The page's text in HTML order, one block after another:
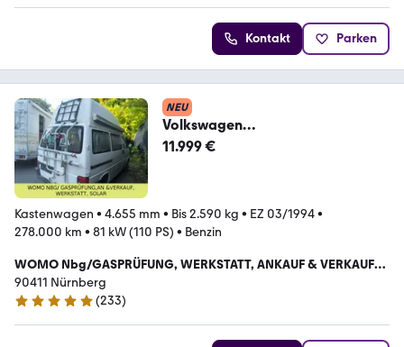
Kontakt Parken
NEU
Volkswagen
T4/Automatik/Hochdach/U.W.Zo
11.999 €
Kastenwagen • 4.655 mm • Bis 2.590 kg • EZ 03/1994•
278.000 km • 81 kW (110 PS) • Benzin
WOMO Nbg/GASPRÜFUNG, WERKSTATT, ANKAUF & VERKAUF
,VERMITTLUNG, SOLAR, KLIMA
90411 Nürnberg
5 Sterne
(233)